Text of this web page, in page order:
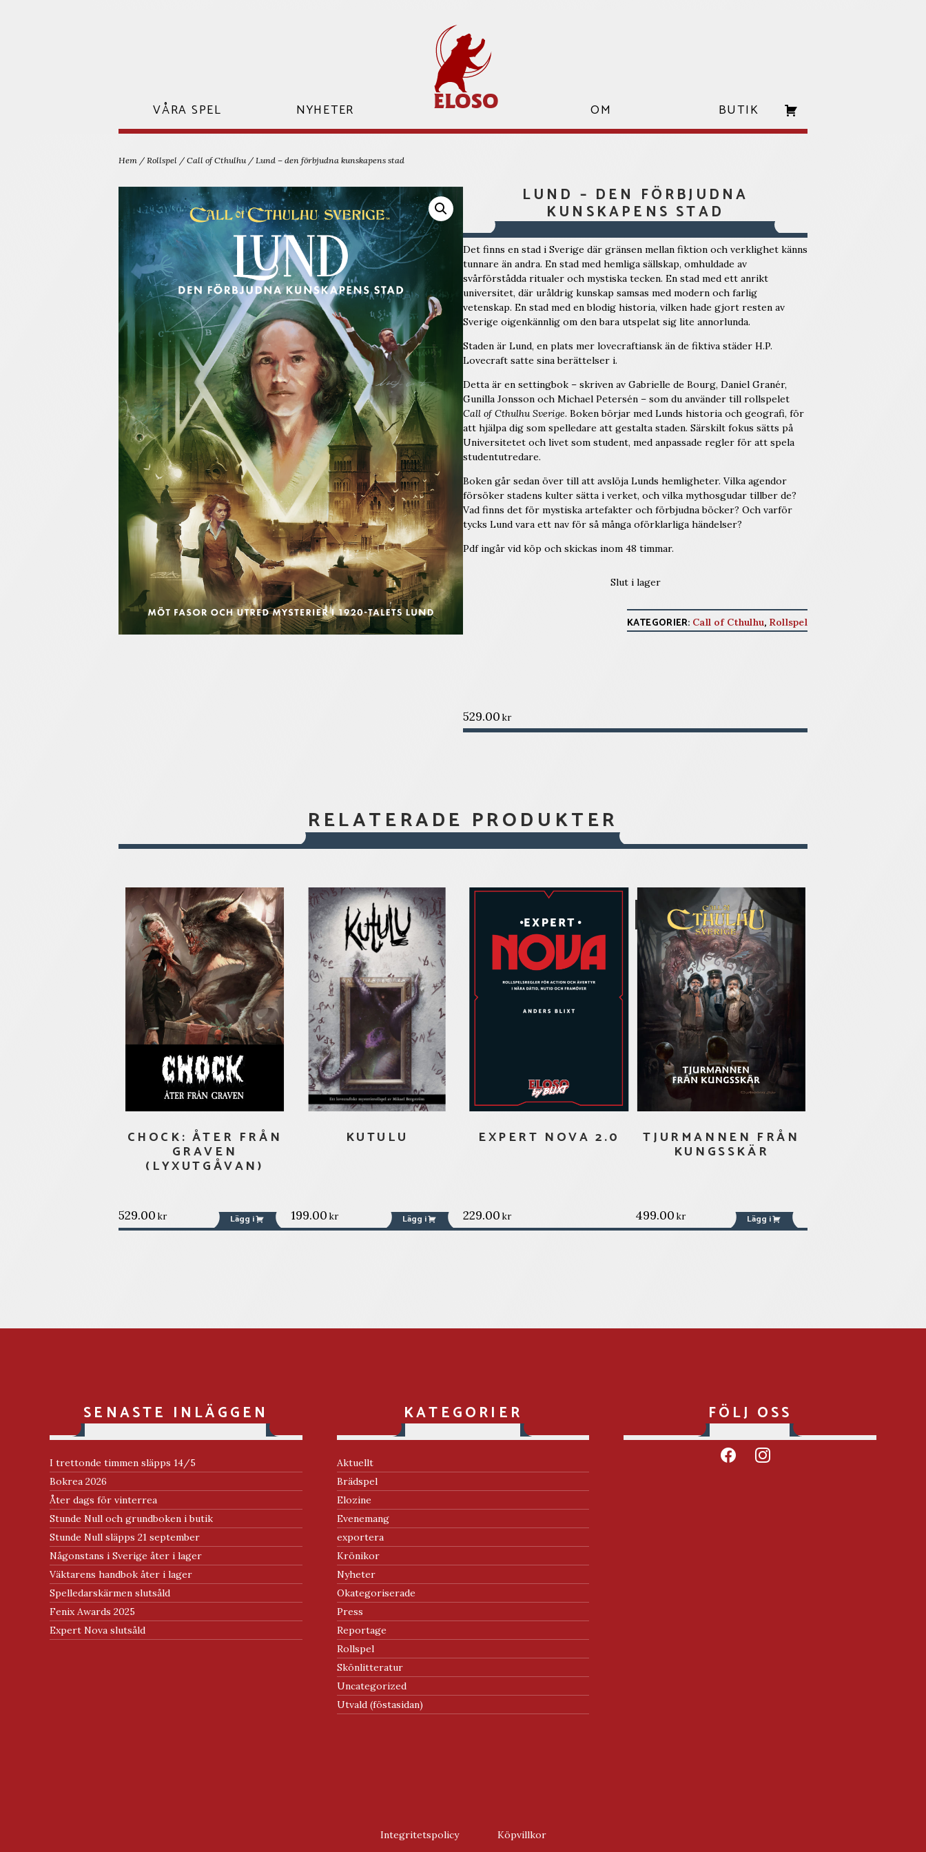
ELOSO
VÅRA SPEL NYHETER ELOSO OM BUTIK
Hem /Rollspel /Call of Cthulhu/ Lund – den förbjudna kunskapens stad
LUND – DEN FÖRBJUDNA
KUNSKAPENS STAD
529.00 kr
Det finns en stad i Sverige där gränsen mellan fiktion och verklighet känns
tunnare än andra. En stad med hemliga sällskap, omhuldade av
svårförstådda ritualer och mystiska tecken. En stad med ett anrikt
universitet, där uråldrig kunskap samsas med modern och farlig
vetenskap. En stad med en blodig historia, vilken hade gjort resten av
Sverige oigenkännlig om den bara utspelat sig lite annorlunda.
Staden är Lund, en plats mer lovecraftiansk än de fiktiva städer H.P.
Lovecraft satte sina berättelser i.
Detta är en settingbok – skriven av Gabrielle de Bourg, Daniel Granér,
Gunilla Jonsson och Michael Petersén – som du använder till rollspelet
Call of Cthulhu Sverige. Boken börjar med Lunds historia och geografi, för
att hjälpa dig som spelledare att gestalta staden. Särskilt fokus sätts på
Universitetet och livet som student, med anpassade regler för att spela
studentutredare.
Boken går sedan över till att avslöja Lunds hemligheter. Vilka agendor
försöker stadens kulter sätta i verket, och vilka mythosgudar tillber de?
Vad finns det för mystiska artefakter och förbjudna böcker? Och varför
tycks Lund vara ett nav för så många oförklarliga händelser?
Pdf ingår vid köp och skickas inom 48 timmar.
Slut i lager
KATEGORIER: Call of Cthulhu, Rollspel
RELATERADE PRODUKTER
CHOCK: ÅTER FRÅN
GRAVEN
(LYXUTGÅVAN)
529.00 kr Lägg i
KUTULU
199.00 kr Lägg i
EXPERT NOVA 2.0
229.00 kr
LÄS MER
TJURMANNEN FRÅN
KUNGSSKÄR
499.00 kr Lägg i
SENASTE INLÄGGEN
I trettonde timmen släpps 14/5
Bokrea 2026
Åter dags för vinterrea
Stunde Null och grundboken i butik
Stunde Null släpps 21 september
Någonstans i Sverige åter i lager
Väktarens handbok åter i lager
Spelledarskärmen slutsåld
Fenix Awards 2025
Expert Nova slutsåld
KATEGORIER
Aktuellt
Brädspel
Elozine
Evenemang
exportera
Krönikor
Nyheter
Okategoriserade
Press
Reportage
Rollspel
Skönlitteratur
Uncategorized
Utvald (föstasidan)
FÖLJ OSS
facebookinstagram
Integritetspolicy Köpvillkor